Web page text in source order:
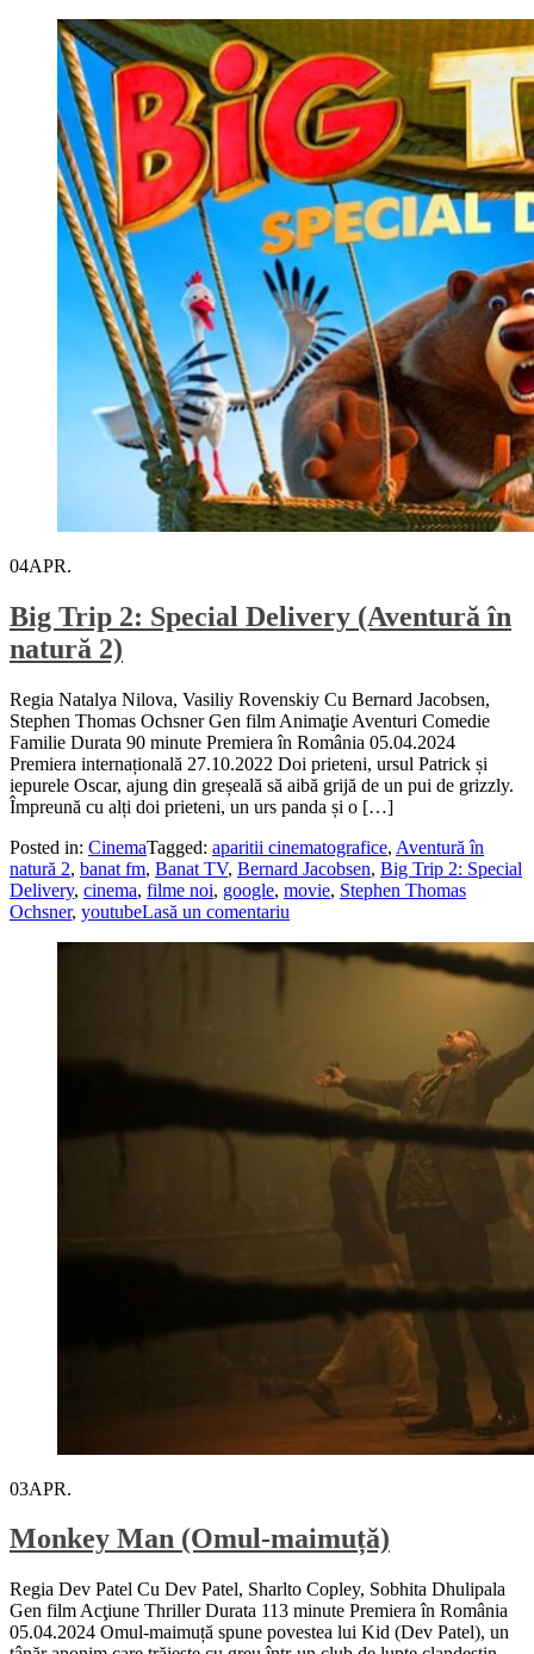
04APR.
Big Trip 2: Special Delivery (Aventură în
natură 2)
Regia Natalya Nilova, Vasiliy Rovenskiy Cu Bernard Jacobsen,
Stephen Thomas Ochsner Gen film Animaţie Aventuri Comedie
Familie Durata 90 minute Premiera în România 05.04.2024
Premiera internațională 27.10.2022 Doi prieteni, ursul Patrick și
iepurele Oscar, ajung din greșeală să aibă grijă de un pui de grizzly.
Împreună cu alți doi prieteni, un urs panda și o […]
Posted in: CinemaTagged: aparitii cinematografice, Aventură în
natură 2, banat fm, Banat TV, Bernard Jacobsen, Big Trip 2: Special
Delivery, cinema, filme noi, google, movie, Stephen Thomas
Ochsner, youtubeLasă un comentariu
03APR.
Monkey Man (Omul-maimuță)
Regia Dev Patel Cu Dev Patel, Sharlto Copley, Sobhita Dhulipala
Gen film Acţiune Thriller Durata 113 minute Premiera în România
05.04.2024 Omul-maimuță spune povestea lui Kid (Dev Patel), un